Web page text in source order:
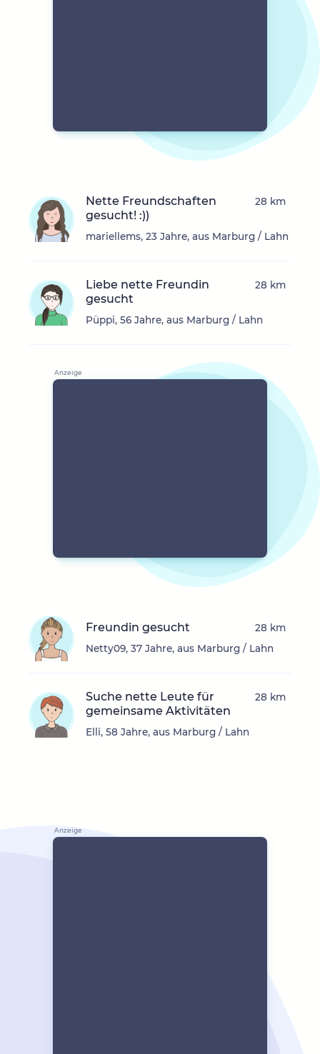
Nette Freundschaften
gesucht! :))
mariellems, 23 Jahre, aus Marburg / Lahn
28 km
Liebe nette Freundin
gesucht
Püppi, 56 Jahre, aus Marburg / Lahn
28 km
Freundin gesucht
Netty09, 37 Jahre, aus Marburg / Lahn
28 km
Suche nette Leute für
gemeinsame Aktivitäten
Elli, 58 Jahre, aus Marburg / Lahn
28 km